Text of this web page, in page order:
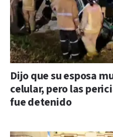
Dijo que su esposa
celular, pero las
fue detenido